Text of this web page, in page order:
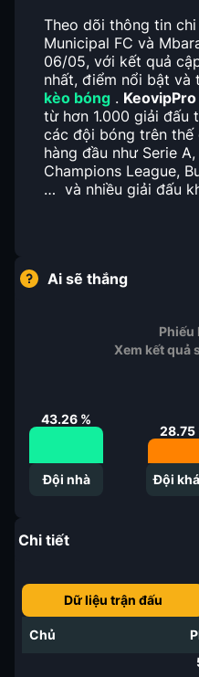
Theo dõi thông tin
Municipal FC và
06/05, với kết quả
nhất, điểm nổi bật và
kèo bóng . KeovipPro
từ hơn 1.000 giải đấu
các đội bóng trên thế
hàng đầu như Serie
Champions League,
… và nhiều giải đấu
Ai sẽ thắng
Phiếu
Xem kết quả
43.26 %
Đội nhà
28.75
Đội
Chi tiết
Dữ liệu trận đấu
Chủ